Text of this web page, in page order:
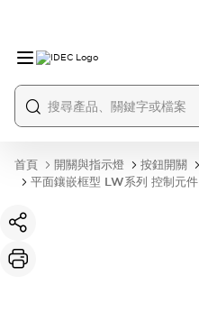
首頁 開關與指示燈 按鈕開關
平面鑲嵌框型 LW系列 控制元件